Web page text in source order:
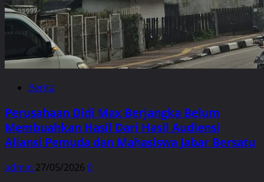
Berita
Perusahaan Didi Max Berjangka Belum
Membuahkan Hasil Dari Hasil Audiensi
Aliansi Pemuda dan Mahasiswa Jabar Bersatu
admin 27/05/2026 0